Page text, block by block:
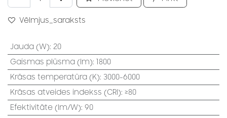
Vēlmjus_saraksts
Jauda (W): 20
Gaismas plūsma (lm): 1800
Krāsas temperatūra (K): 3000-6000
Krāsas atveides indekss (CRI): ≥80
Efektivitāte (lm/W): 90